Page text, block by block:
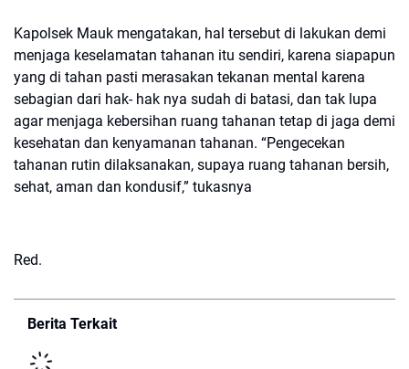
Kapolsek Mauk mengatakan, hal tersebut di lakukan demi
menjaga keselamatan tahanan itu sendiri, karena siapapun
yang di tahan pasti merasakan tekanan mental karena
sebagian dari hak- hak nya sudah di batasi, dan tak lupa
agar menjaga kebersihan ruang tahanan tetap di jaga demi
kesehatan dan kenyamanan tahanan. “Pengecekan
tahanan rutin dilaksanakan, supaya ruang tahanan bersih,
sehat, aman dan kondusif,” tukasnya
Red.
Berita Terkait